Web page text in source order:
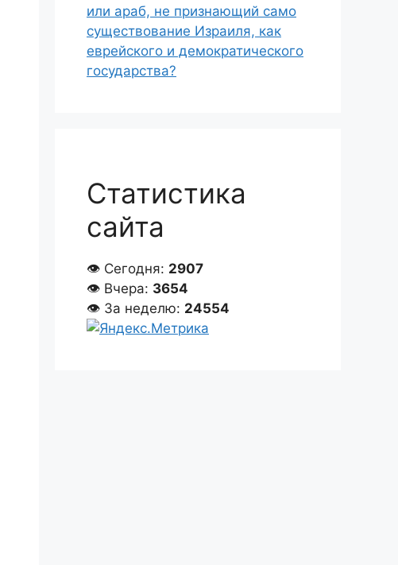
или араб, не признающий само
существование Израиля, как
еврейского и демократического
государства?
Статистика
сайта
👁 Сегодня: 2907
👁 Вчера: 3654
👁 За неделю: 24554